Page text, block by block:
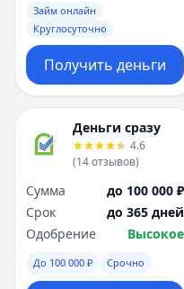
Займ онлайн
Круглосуточно
Получить деньги
Деньги сразу
4.6
(14отзывов)
Сумма
до 100 000 ₽
Срок
до 365 дней
Одобрение
Высокое
До 100 000 ₽ Срочно